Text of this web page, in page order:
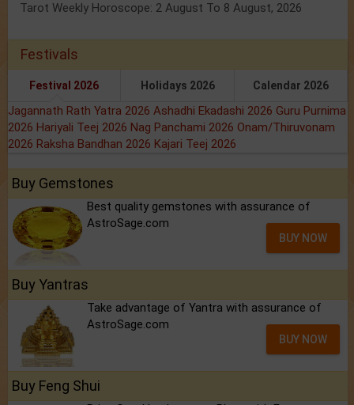
Tarot Weekly Horoscope: 2 August To 8 August, 2026
Festivals
Festival 2026 Holidays 2026 Calendar 2026
Jagannath Rath Yatra 2026 Ashadhi Ekadashi 2026 Guru Purnima
2026 Hariyali Teej 2026 Nag Panchami 2026 Onam/Thiruvonam
2026 Raksha Bandhan 2026 Kajari Teej 2026
Buy Gemstones
Best quality gemstones with assurance of
AstroSage.com
BUY NOW
Buy Yantras
Take advantage of Yantra with assurance of
AstroSage.com
BUY NOW
Buy Feng Shui